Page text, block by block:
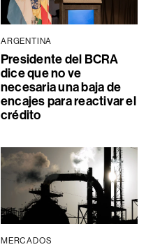
ARGENTINA
Presidente del BCRA
dice que no ve
necesaria una baja de
encajes para reactivar el
crédito
MERCADOS